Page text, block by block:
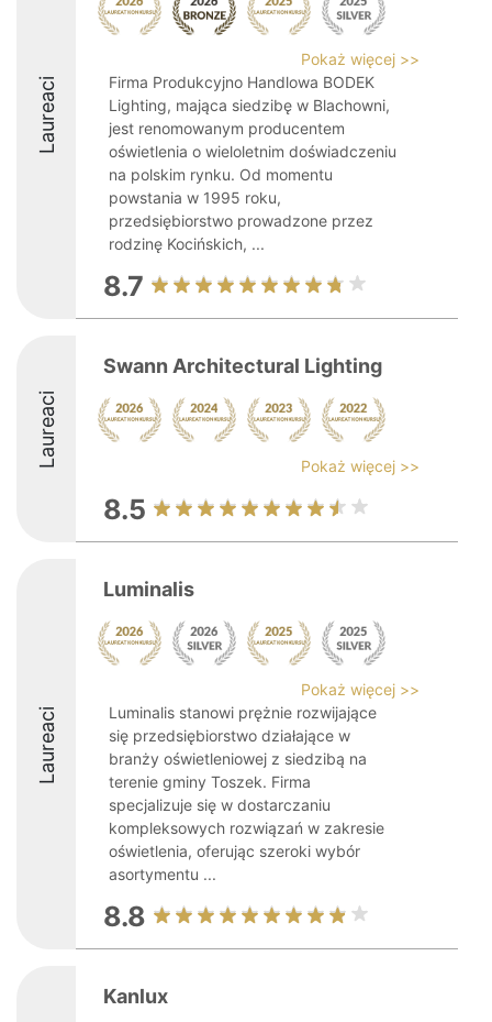
Laureaci
Pokaż więcej >>
Firma Produkcyjno Handlowa BODEK
Lighting, mająca siedzibę w Blachowni,
jest renomowanym producentem
oświetlenia o wieloletnim doświadczeniu
na polskim rynku. Od momentu
powstania w 1995 roku,
przedsiębiorstwo prowadzone przez
rodzinę Kocińskich, ...
8.7
Laureaci
Swann Architectural Lighting
Pokaż więcej >>
8.5
Laureaci
Luminalis
Pokaż więcej >>
Luminalis stanowi prężnie rozwijające
się przedsiębiorstwo działające w
branży oświetleniowej z siedzibą na
terenie gminy Toszek. Firma
specjalizuje się w dostarczaniu
kompleksowych rozwiązań w zakresie
oświetlenia, oferując szeroki wybór
asortymentu ...
8.8
Kanlux